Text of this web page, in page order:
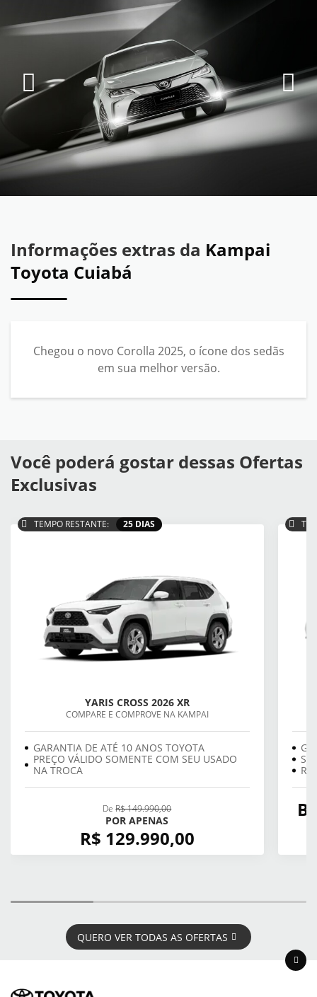
Informações extras da Kampai
Toyota Cuiabá
Chegou o novo Corolla 2025, o ícone dos sedãs
em sua melhor versão.
Você poderá gostar dessas Ofertas
Exclusivas
TEMPO RESTANTE: 25 DIAS
YARIS CROSS 2026 XR
COMPARE E COMPROVE NA KAMPAI
GARANTIA DE ATÉ 10 ANOS TOYOTA
PREÇO VÁLIDO SOMENTE COM SEU USADO
NA TROCA
DeR$ 149.990,00
POR APENAS
R$ 129.990,00
QUERO VER TODAS AS OFERTAS